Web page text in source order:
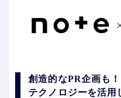
創造的なPR企画も
テクノロジーを活用